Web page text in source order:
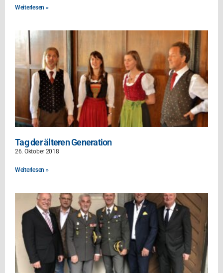
Weiterlesen »
Tag der älteren Generation
26. Oktober 2018
Weiterlesen »